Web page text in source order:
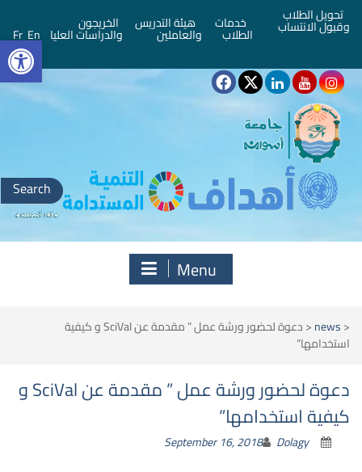
تحويل الطلاب
وقبول الانتساب خدمات
الطلاب
هيئة التدريس
والعاملين
الخريجون
والدراسات العليا En
Fr
Search
for:
Menu
<
news
<
دعوة لحضور ورشة عمل ” مقدمة عن SciVal و كيفية
استخدامها”
دعوة لحضور ورشة عمل ” مقدمة عن SciVal و
كيفية استخدامها”
September 16, 2018 Dolagy